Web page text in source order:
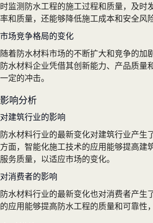
时监测防水工程的施工过程和质量，及
率和质量，还能够降低施工成本和安全风险
市场竞争格局的变化
随着防水材料市场的不断扩大和竞争的加
防水材料企业凭借其创新能力、产品质
一定的冲击。
影响分析
对建筑行业的影响
防水材料行业的最新变化对建筑行业产
方面，智能化施工技术的应用能够提高建
服务质量，以适应市场的变化。
对消费者的影响
防水材料行业的最新变化也对消费者产
的应用能够提高防水工程的质量和可靠性